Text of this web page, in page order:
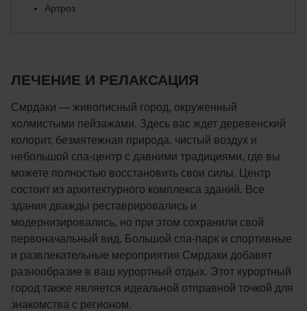
Артроз
ЛЕЧЕНИЕ И РЕЛАКСАЦИЯ
Смрдаки — живописный город, окруженный
холмистыми пейзажами. Здесь вас ждет деревенский
колорит, безмятежная природа, чистый воздух и
небольшой спа-центр с давними традициями, где вы
можете полностью восстановить свои силы. Центр
состоит из архитектурного комплекса зданий. Все
здания дважды реставрировались и
модернизировались, но при этом сохранили свой
первоначальный вид. Большой спа-парк и спортивные
и развлекательные мероприятия Смрдаки добавят
разнообразие в ваш курортный отдых. Этот курортный
город также является идеальной отправной точкой для
знакомства с регионом.